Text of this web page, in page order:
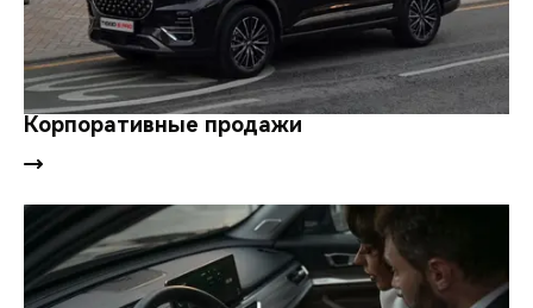
Корпоративные продажи